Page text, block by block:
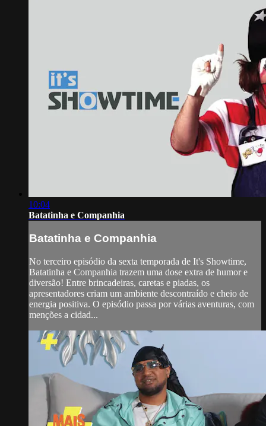
10:04
Batatinha e Companhia
Batatinha e Companhia
No terceiro episódio da sexta temporada de It's Showtime,
Batatinha e Companhia trazem uma dose extra de humor e
diversão! Entre brincadeiras, caretas e piadas, os
apresentadores criam um ambiente descontraído e cheio de
energia positiva. O episódio passa por várias aventuras, com
menções a cidad...